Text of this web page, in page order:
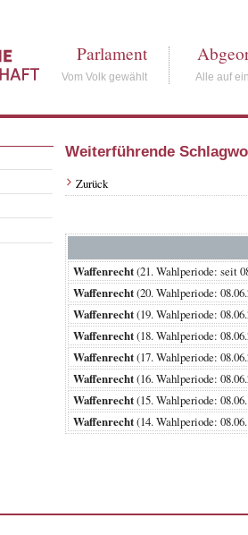
Parlament
Vom Volk gewählt Alle auf
Weiterführende
Zurück
Waffenrecht(21. Wahlperiode:
Waffenrecht(20. Wahlperiode:
Waffenrecht(19. Wahlperiode:
Waffenrecht(18. Wahlperiode:
Waffenrecht(17. Wahlperiode:
Waffenrecht(16. Wahlperiode:
Waffenrecht(15. Wahlperiode:
Waffenrecht(14. Wahlperiode: